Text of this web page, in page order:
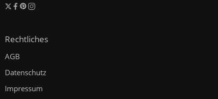
Rechtliches
AGB
Datenschutz
Impressum